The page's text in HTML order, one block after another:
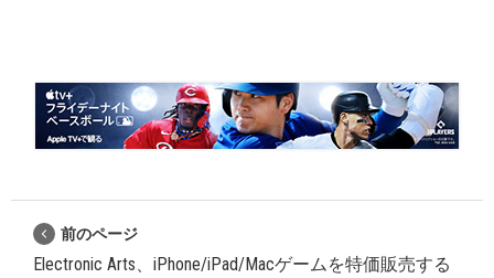
前のページ
Electronic Arts、iPhone/iPad/Macゲームを特価販売する